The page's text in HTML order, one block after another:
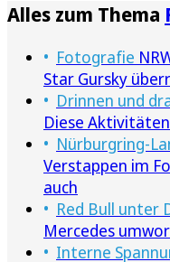
Alles zum Thema
Fotografie
Star Gursky
Drinnen und
Diese
Nürburgring-
Verstappen im
auch
Red Bull unter
Mercedes
Interne